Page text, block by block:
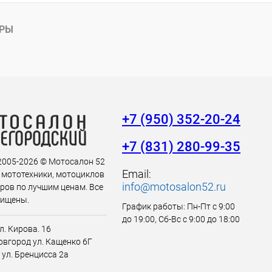
2026 © Мотосалон 52
мотоциклов
по лучшим ценам. Все
Кирова. 16
ул. Кащенко 6Г
Бренцисса 2а
+7 (950) 352-20-24
+7 (831) 280-99-35
Email:
info@motosalon52.ru
График работы: Пн-Пт с 9:00
до 19:00, Сб-Вс с 9:00 до 18:00